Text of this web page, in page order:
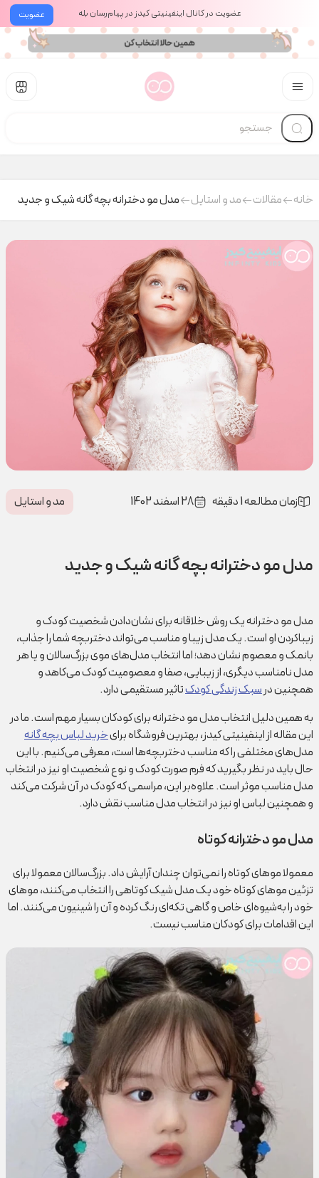
عضویت عضویت در کانال اینفینیتی کیدز در پیام‌رسان بله
خانه مقالات مد و استایل مدل مو دخترانه بچه گانه شیک و جدید
زمان مطالعه 1 دقیقه 28 اسفند 1402 مد و استایل
مدل مو دخترانه بچه گانه شیک و جدید
مدل مو دخترانه یک روش خلاقانه برای نشان‌دادن شخصیت کودک و
زیبا‌کردن او است. یک مدل زیبا و مناسب می‌تواند دختربچه شما را جذاب،
بانمک و معصوم نشان دهد؛ اما انتخاب مدل‌‌های موی بزرگ‌سالان و یا هر
مدل نامناسب دیگری، از زیبایی، صفا و معصومیت کودک می‌کاهد و
همچنین درسبک زندگی کودکتاثیر مستقیمی دارد.
به همین دلیل انتخاب مدل مو دخترانه برای کودکان بسیار مهم است. ما در
این مقاله از اینفینیتی کیدز، بهترین فروشگاه برایخرید لباس بچه گانه
مدل‌های مختلفی را که مناسب دختربچه‌ها است، معرفی می‌کنیم. با این
حال باید در نظر بگیرید که فرم صورت کودک و نوع شخصیت او نیز در انتخاب
مدل مناسب موثر است. علاوه‌بر این، مراسمی که کودک در آن شرکت می‌کند
و همچنین لباس او نیز در انتخاب مدل مناسب نقش دارد.
مدل مو دخترانه کوتاه
معمولا موهای کوتاه را نمی‌توان چندان آرایش داد. بزرگ‌سالان معمولا برای
تزئین موهای کوتاه خود یک مدل شیک کوتاهی را انتخاب می‌کنند، موهای
خود را به‌شیوه‌ای خاص و گاهی تکه‌ای رنگ کرده و آن را شینیون می‌کنند. اما
این اقدامات برای کودکان مناسب نیست.